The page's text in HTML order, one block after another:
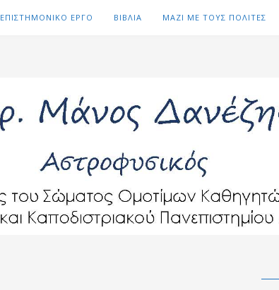
ΕΠΙΣΤΗΜΟΝΙΚΟ ΕΡΓΟ ΒΙΒΛΙΑ ΜΑΖΙ ΜΕ ΤΟΥΣ ΠΟΛΙΤΕΣ